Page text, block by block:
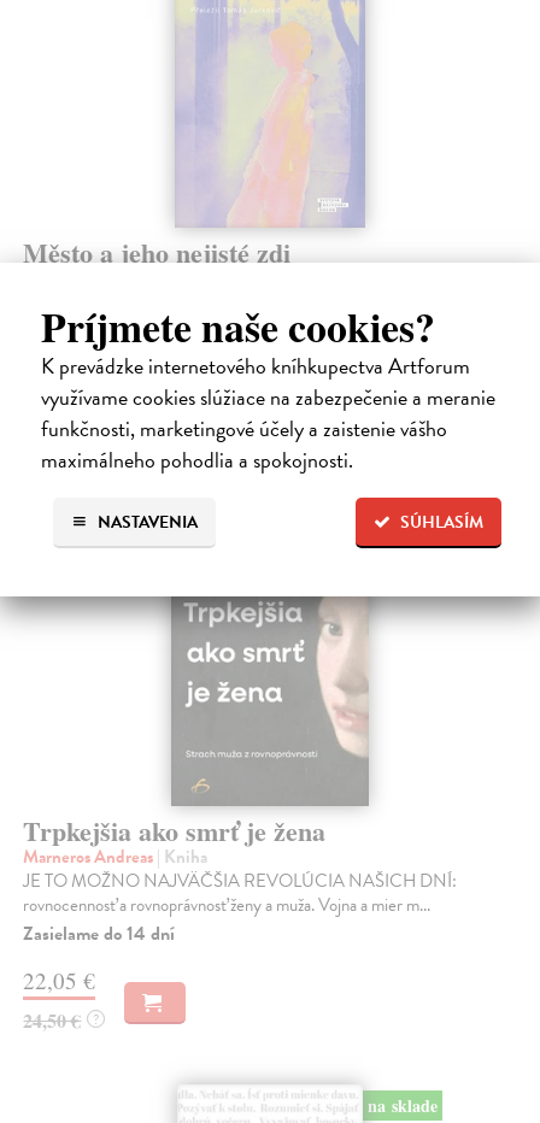
Príjmete naše cookies?
K prevádzke internetového kníhkupectva Artforum
využívame cookies slúžiace na zabezpečenie a meranie
funkčnosti, marketingové účely a zaistenie vášho
maximálneho pohodlia a spokojnosti.
SÚHLASÍM
NASTAVENIA
Město a jeho nejisté zdi
dlouho očekávaný román Haru...
Na sklade
31,21 €
32,85 € ?
Trpkejšia ako smrť je žena
Marneros Andreas| Kniha
JE TO MOŽNO NAJVÄČŠIA REVOLÚCIA NAŠICH DNÍ:
rovnocennosť a rovnoprávnosť ženy a muža. Vojna a mier m...
Zasielame do 14 dní
22,05 €
24,50 € ?
na sklade